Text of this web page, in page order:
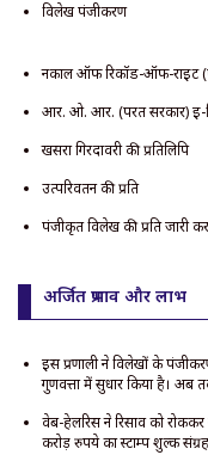
विलेख पंजीकरण
नकाल ऑफ रिकॉर्ड-ऑफ-राइट
आर. ओ. आर. (परत सरकार) ई-
खसरा गिरदावरी की प्रतिलिपि
उत्परिवर्तन की प्रति
पंजीकृत विलेख की प्रति जारी
अर्जित प्रभाव और लाभ
इस प्रणाली ने विलेखों के
गुणवत्ता में सुधार किया है। अब
वेब-हेलरिस ने रिसाव को
करोड़ रुपये का स्टाम्प शुल्क